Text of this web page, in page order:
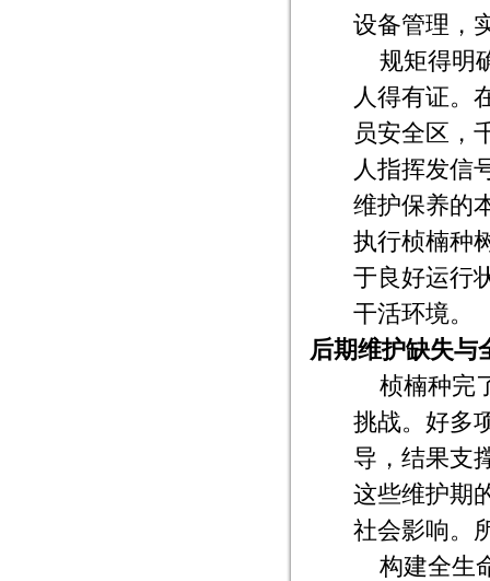
设备管理，
规矩得明
人得有证。
员安全区，
人指挥发信
维护保养的
执行桢楠种
于良好运行
干活环境。
后期维护缺失与
桢楠种完
挑战。好多
导，结果支
这些维护期
社会影响。
构建全生